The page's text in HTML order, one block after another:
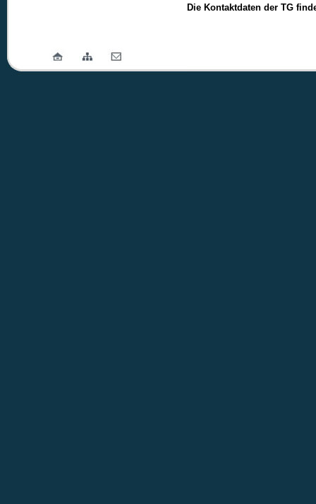
Die Kontaktdaten der TG